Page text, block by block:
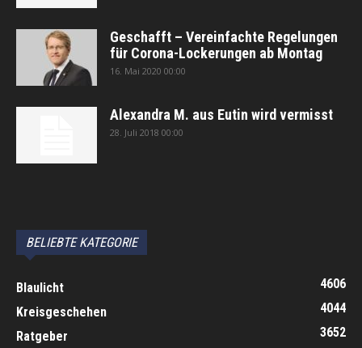
Geschafft – Vereinfachte Regelungen
für Corona-Lockerungen ab Montag
16. Mai 2020 00:00
Alexandra M. aus Eutin wird vermisst
28. Juli 2018 00:00
BELIEBTE KATEGORIE
Blaulicht
4606
Kreisgeschehen
4044
Ratgeber
3652